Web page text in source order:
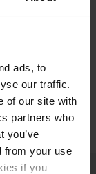
ads, to
our traffic.
of our site with
partners who
you’ve
from your use
if you
Tento
sami
co mohou a
skupiny
schopni se
zodpovědnost.